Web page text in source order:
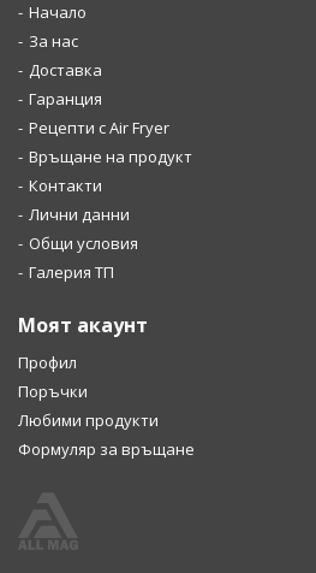
Начало
За нас
Доставка
Гаранция
Рецепти с Air Fryer
Връщане на продукт
Контакти
Лични данни
Общи условия
Галерия ТП
Моят акаунт
Профил
Поръчки
Любими продукти
Формуляр за връщане